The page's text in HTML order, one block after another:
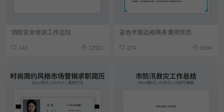
消防安全培训工作总结
142 12921
蓝色半圆边框商务通用简历
274 9394